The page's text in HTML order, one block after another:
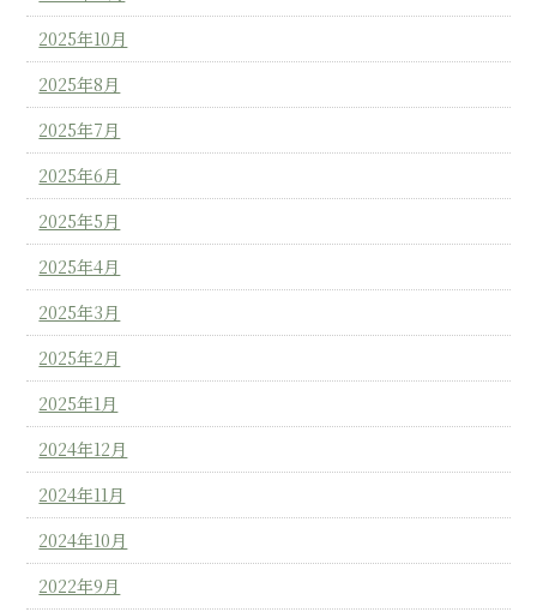
2025年10月
2025年8月
2025年7月
2025年6月
2025年5月
2025年4月
2025年3月
2025年2月
2025年1月
2024年12月
2024年11月
2024年10月
2022年9月